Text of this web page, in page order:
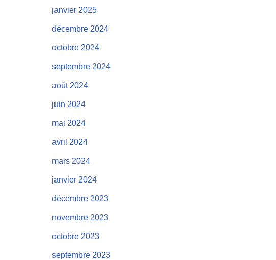
janvier 2025
décembre 2024
octobre 2024
septembre 2024
août 2024
juin 2024
mai 2024
avril 2024
mars 2024
janvier 2024
décembre 2023
novembre 2023
octobre 2023
septembre 2023